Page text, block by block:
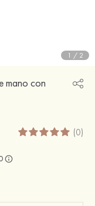
1 / 2
mano con
(0)